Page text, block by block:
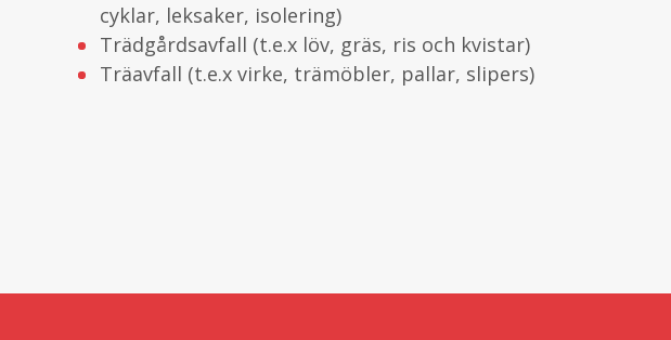
cyklar, leksaker, isolering)
Trädgårdsavfall (t.e.x löv, gräs, ris och kvistar)
Träavfall (t.e.x virke, trämöbler, pallar, slipers)